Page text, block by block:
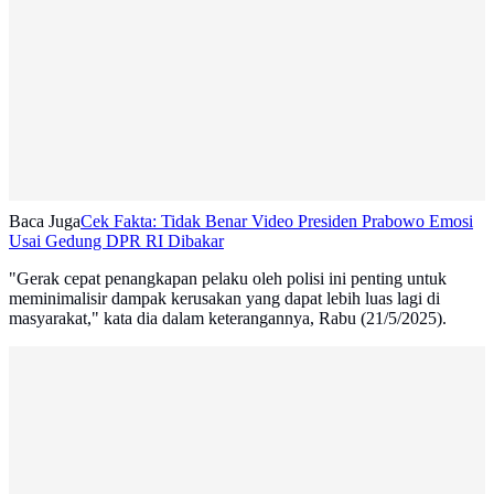
Baca JugaCek Fakta: Tidak Benar Video Presiden Prabowo Emosi
Usai Gedung DPR RI Dibakar
"Gerak cepat penangkapan pelaku oleh polisi ini penting untuk
meminimalisir dampak kerusakan yang dapat lebih luas lagi di
masyarakat," kata dia dalam keterangannya, Rabu (21/5/2025).